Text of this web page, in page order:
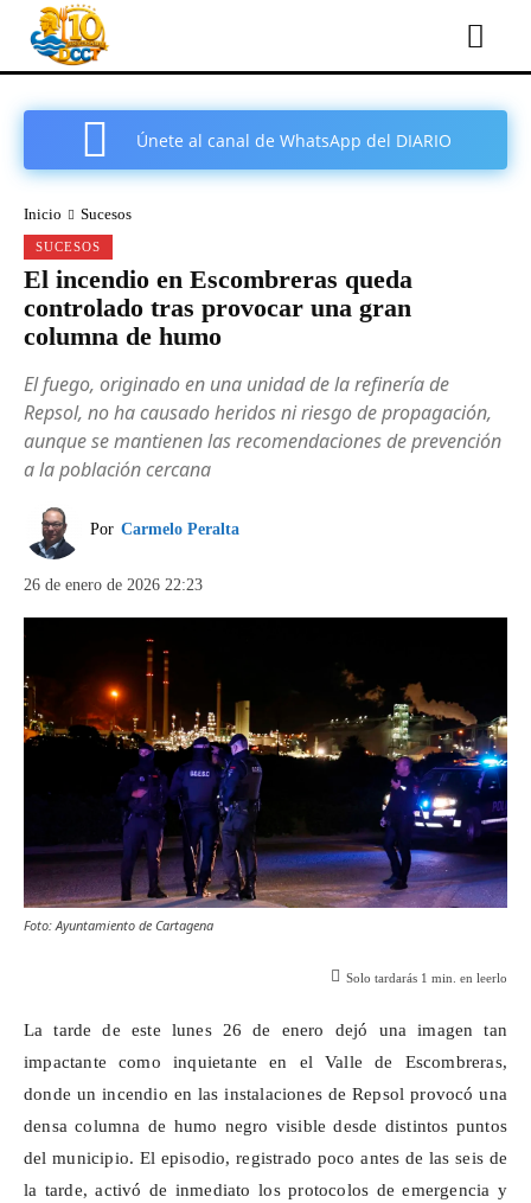
Únete al canal de WhatsApp del DIARIO
Inicio Sucesos
SUCESOS
El incendio en Escombreras queda
controlado tras provocar una gran
columna de humo
El fuego, originado en una unidad de la refinería de
Repsol, no ha causado heridos ni riesgo de propagación,
aunque se mantienen las recomendaciones de prevención
a la población cercana
Por Carmelo Peralta
26 de enero de 2026 22:23
Foto: Ayuntamiento de Cartagena
Solo tardarás 1 min. en leerlo
La tarde de este lunes 26 de enero dejó una imagen tan
impactante como inquietante en el Valle de Escombreras,
donde un incendio en las instalaciones de Repsol provocó una
densa columna de humo negro visible desde distintos puntos
del municipio. El episodio, registrado poco antes de las seis de
la tarde, activó de inmediato los protocolos de emergencia y